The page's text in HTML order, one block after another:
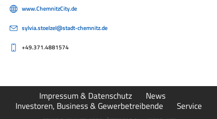
www.ChemnitzCity.de
sylvia.stoelzel@stadt-chemnitz.de
+49.371.4881574
Impressum & Datenschutz
News
Investoren, Business & Gewerbetreibende
Service